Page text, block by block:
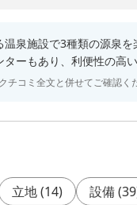
泉施設で3種類の源泉
ーもあり、利便性の高
コミ全文と併せてご確認く
立地(14) 設備(39